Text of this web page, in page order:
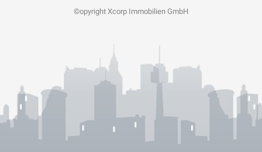
©opyright Xcorp Immobilien GmbH